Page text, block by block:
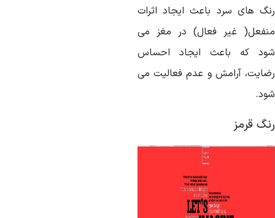
های سرد باعث ایجاد اثرات
غیر فعال) در مغز می
که باعث ایجاد احساس
آرامش و عدم فعالیت می
قرمز